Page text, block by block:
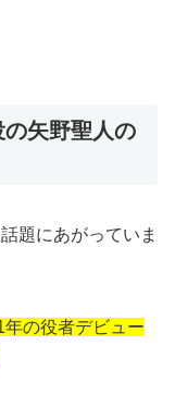
矢野聖人の
題にあがっていま
の役者デビュー